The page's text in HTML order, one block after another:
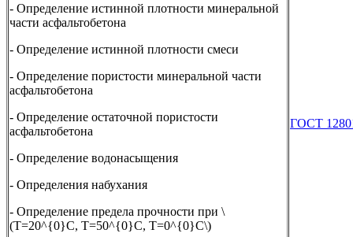
- Определение истинной плотности минеральной
части асфальтобетона
- Определение истинной плотности смеси
- Определение пористости минеральной части
асфальтобетона
- Определение остаточной пористости
асфальтобетона
- Определение водонасыщения
- Определения набухания
- Определение предела прочности при \
(T=20^{0}C, T=50^{0}C, T=0^{0}C\)
ГОСТ